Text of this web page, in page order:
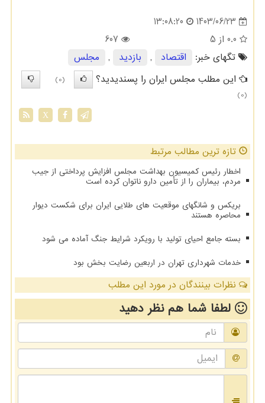
1403/06/23
13:08:20
0.0 از 5
607
تگهای خبر:
اقتصاد , بازدید ,
مجلس
این مطلب مجلس ایران را پسندیدید؟
(0)
(0)
X
تازه ترین مطالب مرتبط
اخطار رئیس کمیسیون بهداشت مجلس افزایش پرداختی از جیب
مردم، بیماران را از تأمین دارو ناتوان کرده است
بریکس و شانگهای موقعیت های طلایی ایران برای شکست دیوار
محاصره هستند
بسته جامع احیای تولید با رویکرد شرایط جنگ آماده می شود
خدمات شهرداری تهران در اربعین رضایت بخش بود
نظرات بینندگان در مورد این مطلب
لطفا شما همنظر دهید